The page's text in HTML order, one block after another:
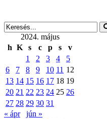
2024. május
h K s c p s
v
1
2 3 4
5
6
7 8 9 10 11 12
13 14 15 16 17 18 19
20 21 22 23 24 25 26
27 28 29 30 31
« ápr
jún »